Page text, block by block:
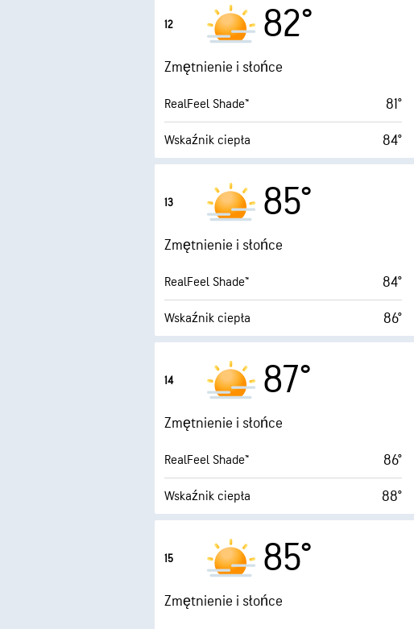
Porywy wiatru
Wilgotność
Punkt rosy 64° F
12 82°
Zmętnienie i słońce
RealFeel Shade™ 81°
Wskaźnik ciepła 84°
Porywy wiatru
Wilgotność
Punkt rosy 63° F
13 85°
Zmętnienie i słońce
RealFeel Shade™ 84°
Wskaźnik ciepła 86°
Porywy wiatru
Wilgotność
Punkt rosy 63° F
14 87°
Zmętnienie i słońce
RealFeel Shade™ 86°
Wskaźnik ciepła 88°
Porywy wiatru
Wilgotność
15 85°
Zmętnienie i słońce